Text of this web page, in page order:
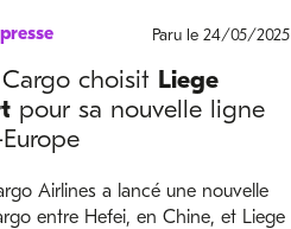
Paru le 24/05/2025
choisit Liege
pour sa nouvelle ligne
Airlines a lancé une nouvelle
entre Hefei, en Chine, et Liege